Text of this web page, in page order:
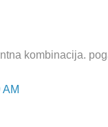
kombinacija.